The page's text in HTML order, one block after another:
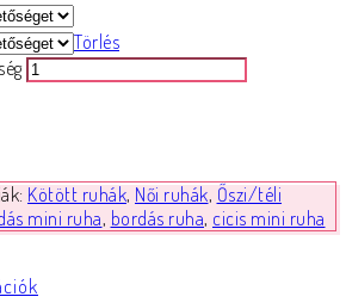
Törlés
Kötött ruhák, Női ruhák, Őszi/téli
mini ruha, bordás ruha, cicis mini ruha